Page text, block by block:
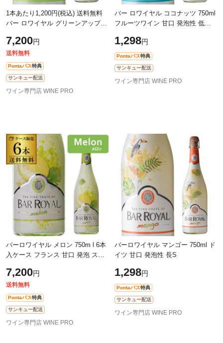
1本あたり1,200円(税込) 送料無料
バー ロワイヤル グリーンアップル
発泡性 長S
7,200円
送料無料
Pontaパス特典
サンキュー配送
ワイン専門店 WINE PRO
バー ロワイヤル ココナッツ 750ml
フルーツワイン 甘口 発泡性 低ア
イン 長S
1,298円
Pontaパス特典
サンキュー配送
ワイン専門店 WINE PRO
バーロワイヤル メロン 750m l 6本
入ケース フランス 甘口 発泡 スパ
7,200円
送料無料
Pontaパス特典
サンキュー配送
ワイン専門店 WINE PRO
バーロワイヤル マンゴー 750ml ド
イツ 甘口 発泡性 長S
1,298円
Pontaパス特典
サンキュー配送
ワイン専門店 WINE PRO